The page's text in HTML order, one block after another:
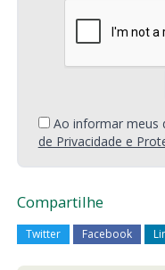
Ao informar meus
de Privacidade e
Compartilhe
Twitter Facebook